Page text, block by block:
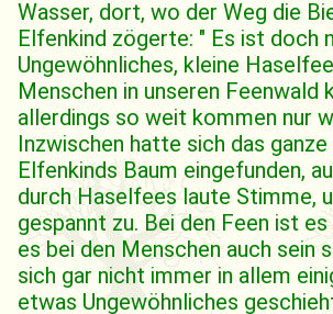
Wasser, dort, wo der Weg die
Elfenkind zögerte: " Es ist doch
Ungewöhnliches, kleine
Menschen in unseren Feenwald
allerdings so weit kommen nur
Inzwischen hatte sich das
Elfenkinds Baum eingefunden,
durch Haselfees laute Stimme,
gespannt zu. Bei den Feen ist
es bei den Menschen auch sein
sich gar nicht immer in allem
etwas Ungewöhnliches